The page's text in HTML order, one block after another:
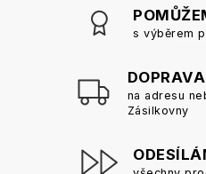
s výběrem
na adresu
Zásilkovny